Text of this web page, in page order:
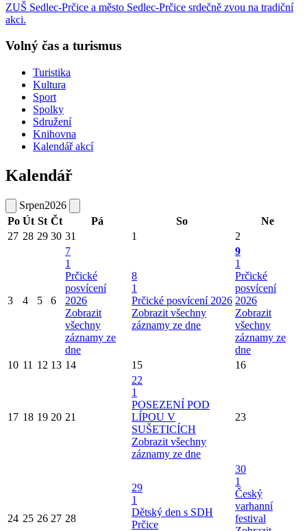
ZUŠ Sedlec-Prčice a město Sedlec-Prčice srdečně zvou na tradiční
akci.
Volný čas a turismus
Turistika
Kultura
Sport
Spolky
Sdružení
Knihovna
Kalendář akcí
Kalendář
Srpen2026
Po Út St Čt Pá So
Ne
27 28 29 30 31 1 2
3 4 5 6
7
1
Prčické
posvícení
2026
Zobrazit
všechny
záznamy ze
dne
8
1
Prčické posvícení 2026
Zobrazit všechny
záznamy ze dne
9
1
Prčické
posvícení
2026
Zobrazit
všechny
záznamy ze
dne
10 11 12 13 14 15 16
17 18 19 20 21
22
1
POSEZENÍ POD
LÍPOU V
SUŠETICÍCH
Zobrazit všechny
záznamy ze dne
23
24 25 26 27 28
29
1
Dětský den s SDH
Prčice
30
1
Český
varhanní
festival